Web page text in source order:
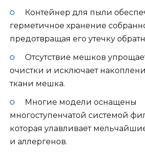
Контейнер для пыли
герметичное хранение
предотвращая его утечку
Отсутствие мешков
очистки и исключает
ткани мешка.
Многие модели оснащены
многоступенчатой системой
которая улавливает
и аллергенов.